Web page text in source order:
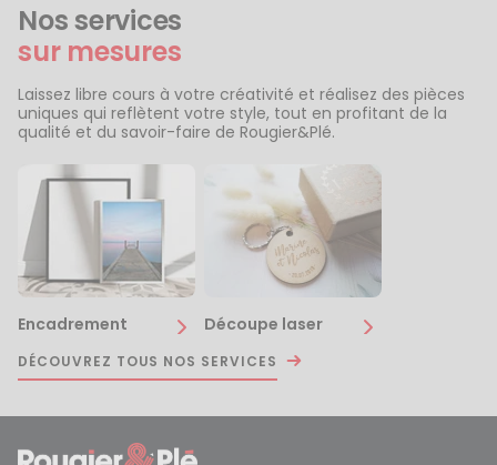
Nos services
sur mesures
Laissez libre cours à votre créativité et réalisez des pièces
uniques qui reflètent votre style, tout en profitant de la
qualité et du savoir-faire de Rougier&Plé.
Encadrement Découpe laser
DÉCOUVREZ TOUS NOS SERVICES